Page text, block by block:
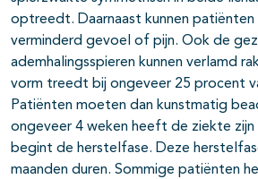
optreedt. Daarnaast kunnen patiënten
verminderd gevoel of pijn. Ook de
ademhalingsspieren kunnen verlamd
vorm treedt bij ongeveer 25 procent
Patiënten moeten dan kunstmatig
ongeveer 4 weken heeft de ziekte zijn
begint de herstelfase. Deze
maanden duren. Sommige patiënten